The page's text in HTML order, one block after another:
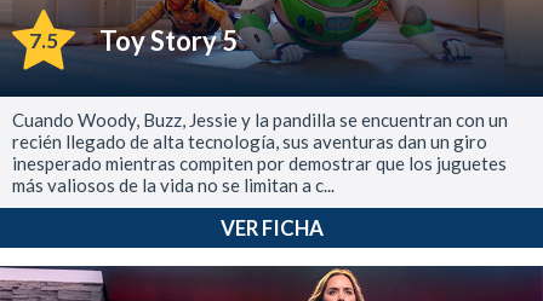
7.5 Toy Story 5
Cuando Woody, Buzz, Jessie y la pandilla se encuentran con un
recién llegado de alta tecnología, sus aventuras dan un giro
inesperado mientras compiten por demostrar que los juguetes
más valiosos de la vida no se limitan a c...
VER FICHA